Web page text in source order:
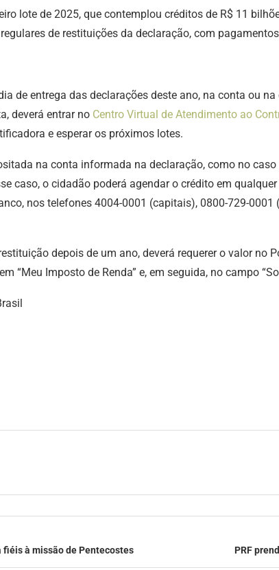
lote de 2025, que contemplou créditos de R$ 11
de restituições da declaração, com
de entrega das declarações deste ano, na conta ou
deverá entrar no Centro Virtual de Atendimento ao
e esperar os próximos lotes.
na conta informada na declaração, como no
caso, o cidadão poderá agendar o crédito em
nos telefones 4004-0001 (capitais), 0800-729-
depois de um ano, deverá requerer o valor no
“Meu Imposto de Renda” e, em seguida, no campo
fiéis à missão de Pentecostes PRF